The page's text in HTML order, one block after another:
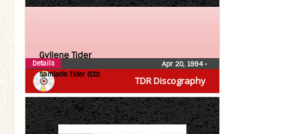
TDR Discography
Gyllene Tider
Samlade Tider (CD)
Apr 20, 1994•
Details